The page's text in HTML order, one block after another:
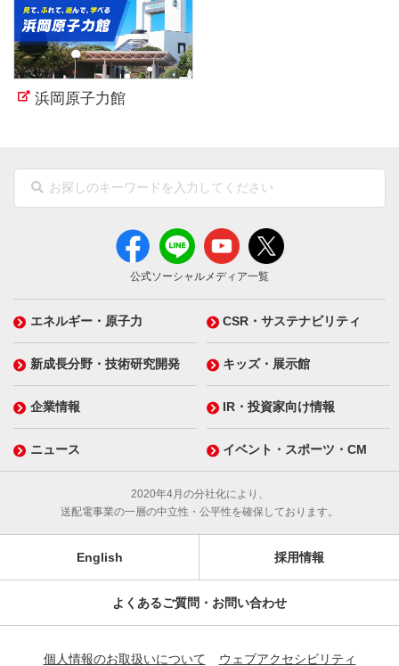
浜岡原子力館
公式ソーシャルメディア一覧
エネルギー・原子力 CSR・サステナビリティ
新成長分野・技術研究開発 キッズ・展示館
企業情報 IR・投資家向け情報
ニュース イベント・スポーツ・CM
2020年4月の分社化により、
送配電事業の一層の中立性・公平性を確保しております。
English 採用情報
よくあるご質問・お問い合わせ
個人情報のお取扱いについて ウェブアクセシビリティ